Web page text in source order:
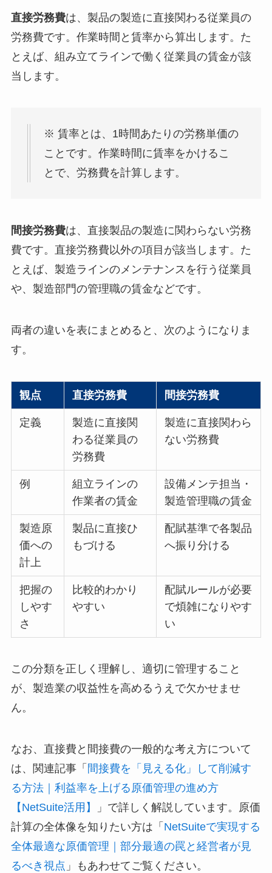
直接労務費は、製品の製造に直接関わる従業員の
労務費です。作業時間と賃率から算出します。た
とえば、組み立てラインで働く従業員の賃金が該
当します。
※ 賃率とは、1時間あたりの労務単価の
ことです。作業時間に賃率をかけるこ
とで、労務費を計算します。
間接労務費は、直接製品の製造に関わらない労務
費です。直接労務費以外の項目が該当します。た
とえば、製造ラインのメンテナンスを行う従業員
や、製造部門の管理職の賃金などです。
両者の違いを表にまとめると、次のようになりま
す。
観点 直接労務費 間接労務費
定義
製造に直接関
わる従業員の
労務費
製造に直接関わら
ない労務費
例
組立ラインの
作業者の賃金
設備メンテ担当・
製造管理職の賃金
製造原
価への
計上
製品に直接ひ
もづける
配賦基準で各製品
へ振り分ける
把握の
しやす
さ
比較的わかり
やすい
配賦ルールが必要
で煩雑になりやす
い
この分類を正しく理解し、適切に管理すること
が、製造業の収益性を高めるうえで欠かせませ
ん。
なお、直接費と間接費の一般的な考え方について
は、関連記事「 間接費を「見える化」して削減す
る方法｜利益率を上げる原価管理の進め方
【NetSuite活用】
」で詳しく解説しています。原価
計算の全体像を知りたい方は「 NetSuiteで実現する
全体最適な原価管理｜部分最適の罠と経営者が見
るべき視点 」もあわせてご覧ください。